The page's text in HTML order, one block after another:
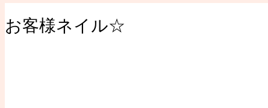
お客様ネイル☆